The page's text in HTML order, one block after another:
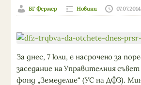
БГ Фермер Новини 07.07.2014
За днес, 7 юли, е насрочено за
заседание на Управителния
фонд „Земеделие“ (УС на ДФЗ).